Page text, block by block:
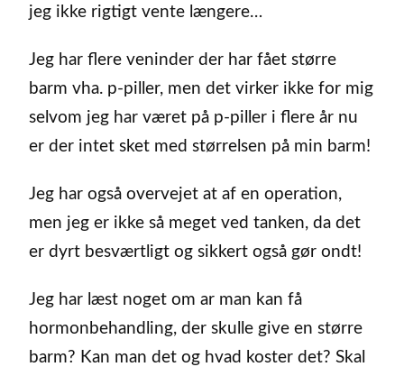
jeg ikke rigtigt vente længere…
Jeg har flere veninder der har fået større
barm vha. p-piller, men det virker ikke for mig
selvom jeg har været på p-piller i flere år nu
er der intet sket med størrelsen på min barm!
Jeg har også overvejet at af en operation,
men jeg er ikke så meget ved tanken, da det
er dyrt besværtligt og sikkert også gør ondt!
Jeg har læst noget om ar man kan få
hormonbehandling, der skulle give en større
barm? Kan man det og hvad koster det? Skal